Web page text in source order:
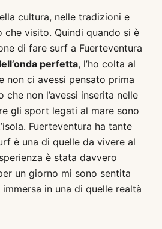
cultura, nelle tradizioni e
che visito. Quindi quando si è
di fare surf a Fuerteventura
perfetta, l’ho colta al
non ci avessi pensato prima
non l’avessi inserita nelle
gli sport legati al mare sono
Fuerteventura ha tante
è una di quelle da vivere al
è stata davvero
un giorno mi sono sentita
in una di quelle realtà